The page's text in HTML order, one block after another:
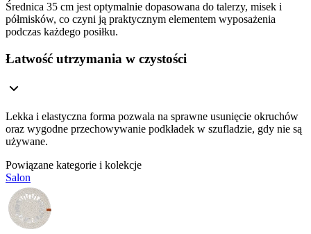
Średnica 35 cm jest optymalnie dopasowana do talerzy, misek i
półmisków, co czyni ją praktycznym elementem wyposażenia
podczas każdego posiłku.
Łatwość utrzymania w czystości
Lekka i elastyczna forma pozwala na sprawne usunięcie okruchów
oraz wygodne przechowywanie podkładek w szufladzie, gdy nie są
używane.
Powiązane kategorie i kolekcje
Salon